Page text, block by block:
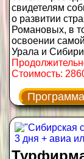
свидетелям
о развитии
Романовых, в
освоении
Урала и
Стоимость: